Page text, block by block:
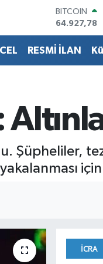
64.927,78
DOLAR
EURO
BİST100
RESMİ İLAN
Şüpheliler,
için